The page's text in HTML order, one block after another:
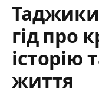
гід про
історію
життя